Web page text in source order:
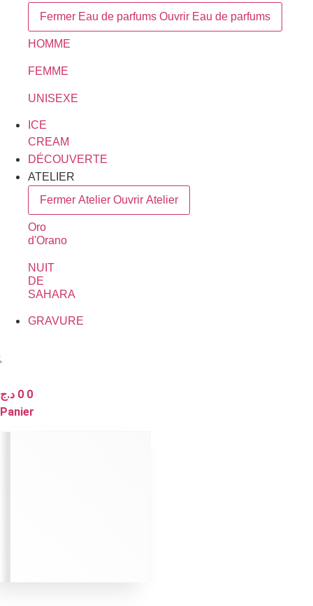
Fermer Eau de parfums Ouvrir Eau de parfums
HOMME
FEMME
UNISEXE
ICE
CREAM
DÉCOUVERTE
ATELIER
Fermer Atelier Ouvrir Atelier
Oro
d'Orano
NUIT
DE
SAHARA
GRAVURE
0 د.ج
0
Panier